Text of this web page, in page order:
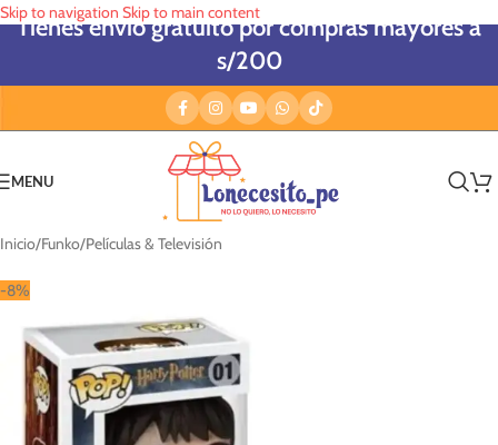
Skip to navigation Skip to main content
Tienes envío gratuito por compras mayores a
s/200
MENU
Inicio/Funko/Películas & Televisión
-8%